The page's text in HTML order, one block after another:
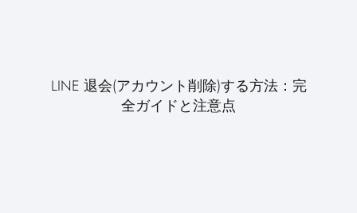
LINE 退会(アカウント削除)する方法：完
全ガイドと注意点